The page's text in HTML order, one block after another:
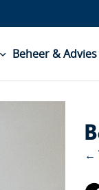
Beheer & Advies
←